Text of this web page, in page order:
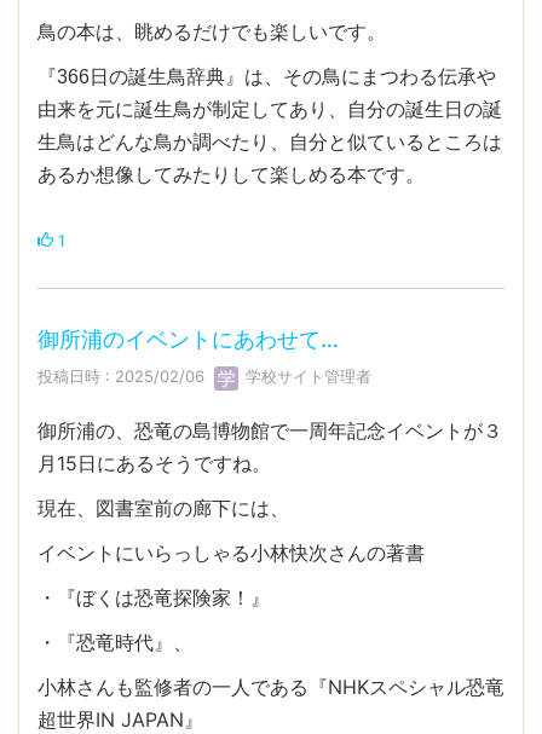
鳥の本は、眺めるだけでも楽しいです。
『366日の誕生鳥辞典』は、その鳥にまつわる伝承や
由来を元に誕生鳥が制定してあり、自分の誕生日の誕
生鳥はどんな鳥か調べたり、自分と似ているところは
あるか想像してみたりして楽しめる本です。
1
御所浦のイベントにあわせて…
投稿日時 : 2025/02/06 学校サイト管理者
御所浦の、恐竜の島博物館で一周年記念イベントが３
月15日にあるそうですね。
現在、図書室前の廊下には、
イベントにいらっしゃる小林快次さんの著書
・『ぼくは恐竜探険家！』
・『恐竜時代』、
小林さんも監修者の一人である『NHKスペシャル恐竜
超世界IN JAPAN』